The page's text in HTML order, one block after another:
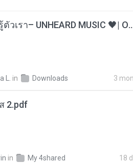
ไม่มีใครรู้ตัวเรา– UNHEARD
L. in Downloads 3
2.pdf
in My 4shared 18